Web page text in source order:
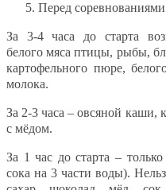
Перед соревнованиями
За 3-4 часа до старта
белого мяса птицы, рыбы,
картофельного пюре,
молока.
За 2-3 часа – овсяной каши,
с мёдом.
За 1 час до старта –
сока на 3 части воды).